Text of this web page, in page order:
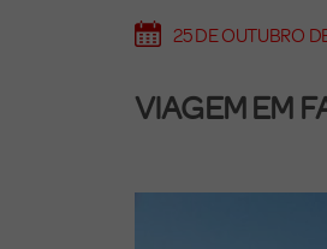
25 DE OUTUBRO
VIAGEM EM